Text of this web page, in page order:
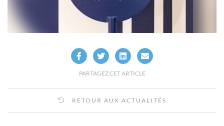
PARTAGEZ CET ARTICLE
RETOUR AUX ACTUALITÉS